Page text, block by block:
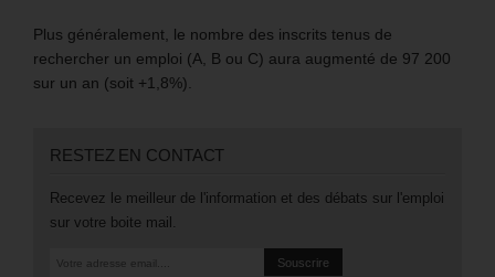
Plus généralement, le nombre des inscrits tenus de
rechercher un emploi (A, B ou C) aura augmenté de 97 200
sur un an (soit +1,8%).
RESTEZ EN CONTACT
Recevez le meilleur de l'information et des débats sur l'emploi
sur votre boite mail.